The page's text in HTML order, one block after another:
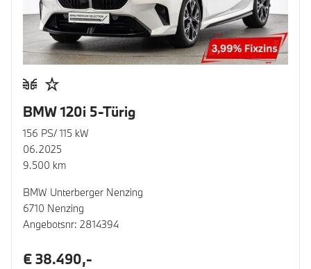
BMW 120i 5-Türig
156 PS/ 115 kW
06.2025
9.500 km
BMW Unterberger Nenzing
6710 Nenzing
Angebotsnr: 2814394
€ 38.490,-